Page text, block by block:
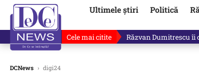
Ultimele știri Politică
Cele mai citite Răzvan Dumitrescu îi
DCNews › digi24